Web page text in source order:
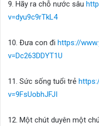
9. Hãy ra chỗ nước sâu
v=dyu9c9rTkL4
10. Đưa con đi https://
v=Dc263DDYT1U
11. Sức sống tuổi trẻ
v=9FsUobhJFJI
12. Một chút duyên một